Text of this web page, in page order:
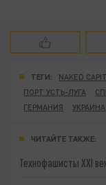
ТЕГИ: NAKED
ПОРТ УСТЬ-ЛУГА
ГЕРМАНИЯ
УКРАИНА
ЧИТАЙТЕ ТАКЖЕ:
Технофашисты XXI